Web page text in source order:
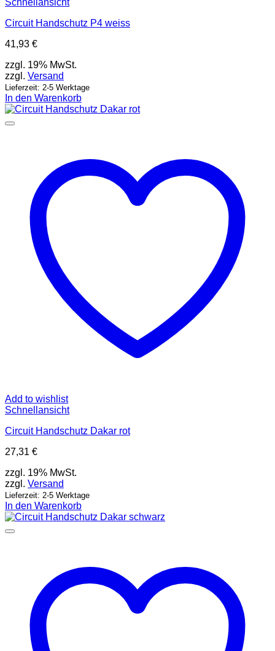
Schnellansicht
Circuit Handschutz P4 weiss
41,93 €
zzgl. 19% MwSt.
zzgl. Versand
Lieferzeit: 2-5 Werktage
In den Warenkorb
Add to wishlist
Schnellansicht
Circuit Handschutz Dakar rot
27,31 €
zzgl. 19% MwSt.
zzgl. Versand
Lieferzeit: 2-5 Werktage
In den Warenkorb